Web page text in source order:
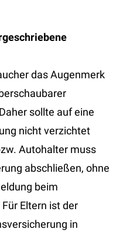
das Augenmerk
sollte auf eine
nicht verzichtet
Autohalter muss
abschließen, ohne
beim
Eltern ist der
in